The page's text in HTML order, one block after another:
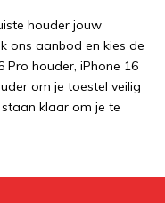
houder jouw
ons aanbod en kies de
Pro houder, iPhone 16
om je toestel veilig
klaar om je te